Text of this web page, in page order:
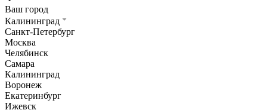
Ваш город
Калининград
Санкт-Петербург
Москва
Челябинск
Самара
Калининград
Воронеж
Екатеринбург
Ижевск